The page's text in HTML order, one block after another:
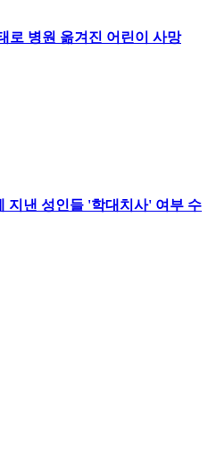
로 병원 옮겨진 어린이 사망
지낸 성인들 '학대치사' 여부 수